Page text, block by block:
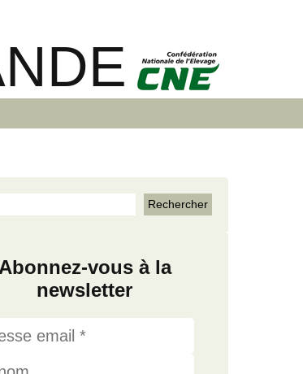
Abonnez-vous à la
newsletter